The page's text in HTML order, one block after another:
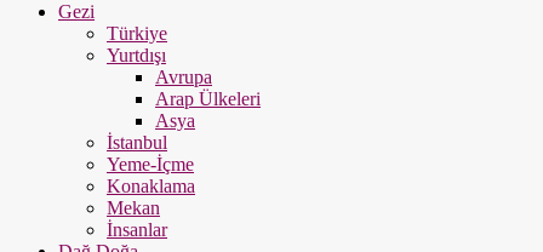
Gezi
Türkiye
Yurtdışı
Avrupa
Arap Ülkeleri
Asya
İstanbul
Yeme-İçme
Konaklama
Mekan
İnsanlar